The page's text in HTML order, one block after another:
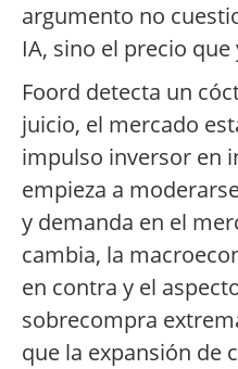
argumento no
IA, sino el precio
Foord detecta un
juicio, el mercado
impulso inversor en
empieza a
y demanda en el
cambia, la
en contra y el
sobrecompra
que la expansión de